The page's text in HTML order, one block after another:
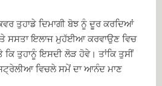
ਤੁਹਾਡੇ ਦਿਮਾਗੀ ਬੋਝ ਨੂੰ ਦੂਰ ਕਰਦਿਆਂ
ਸਸਤਾ ਇਲਾਜ ਮੁਹੱਈਆ ਕਰਵਾਉਣ ਵਿਚ
ਤੁਹਾਨੂੰ ਇਸਦੀ ਲੋੜ ਹੋਵੇ। ਤਾਂਕਿ ਤੁਸੀਂ
ਵਿਚਲੇ ਸਮੇਂ ਦਾ ਆਨੰਦ ਮਾਣ